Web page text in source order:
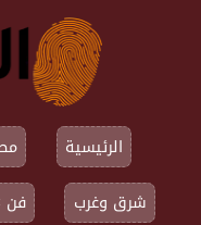
الرئيسية
شرق وغرب
فن